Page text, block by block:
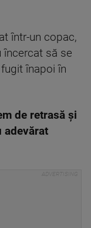
într-un copac,
încercat să se
înapoi în
de retrasă și
adevărat